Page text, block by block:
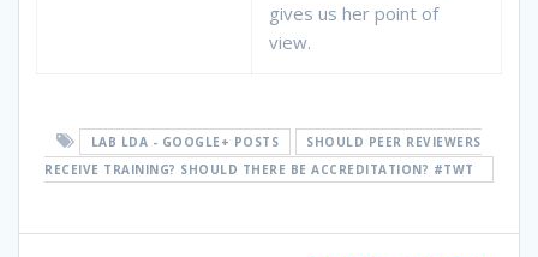
gives us her point of
view.
LAB LDA - GOOGLE+ POSTS
SHOULD PEER REVIEWERS
RECEIVE TRAINING? SHOULD THERE BE ACCREDITATION? #TWT